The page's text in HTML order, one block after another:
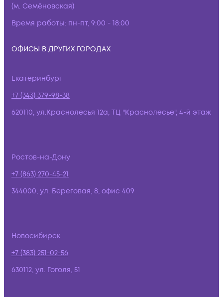
(м. Семёновская)
Время работы: пн-пт, 9:00 - 18:00
ОФИСЫ В ДРУГИХ ГОРОДАХ
Екатеринбург
+7 (343) 379-98-38
620110, ул.Краснолесья 12а, ТЦ "Краснолесье", 4-й этаж
Ростов-на-Дону
+7 (863) 270-45-21
344000, ул. Береговая, 8, офис 409
Новосибирск
+7 (383) 251-02-56
630112, ул. Гоголя, 51